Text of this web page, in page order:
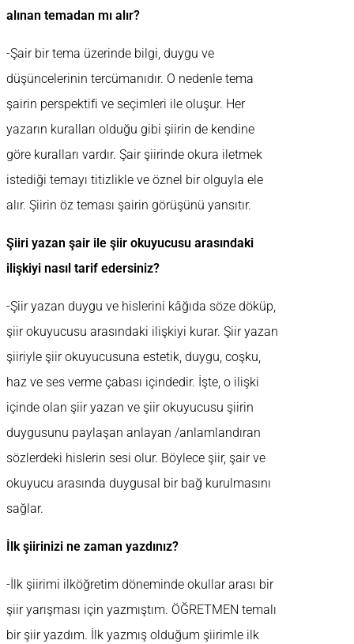
alınan temadan mı alır?
-Şair bir tema üzerinde bilgi, duygu ve
düşüncelerinin tercümanıdır. O nedenle tema
şairin perspektifi ve seçimleri ile oluşur. Her
yazarın kuralları olduğu gibi şiirin de kendine
göre kuralları vardır. Şair şiirinde okura iletmek
istediği temayı titizlikle ve öznel bir olguyla ele
alır. Şiirin öz teması şairin görüşünü yansıtır.
Şiiri yazan şair ile şiir okuyucusu arasındaki
ilişkiyi nasıl tarif edersiniz?
-Şiir yazan duygu ve hislerini kâğıda söze döküp,
şiir okuyucusu arasındaki ilişkiyi kurar. Şiir yazan
şiiriyle şiir okuyucusuna estetik, duygu, coşku,
haz ve ses verme çabası içindedir. İşte, o ilişki
içinde olan şiir yazan ve şiir okuyucusu şiirin
duygusunu paylaşan anlayan /anlamlandıran
sözlerdeki hislerin sesi olur. Böylece şiir, şair ve
okuyucu arasında duygusal bir bağ kurulmasını
sağlar.
İlk şiirinizi ne zaman yazdınız?
-İlk şiirimi ilköğretim döneminde okullar arası bir
şiir yarışması için yazmıştım. ÖĞRETMEN temalı
bir şiir yazdım. İlk yazmış olduğum şiirimle ilk